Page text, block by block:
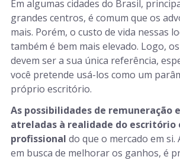
Em algumas cidades do Brasil,
grandes centros, é comum que os
mais. Porém, o custo de vida nessas
também é bem mais elevado. Logo,
devem ser a sua única referência,
você pretende usá-los como um
próprio escritório.
As possibilidades de remuneração
atreladas à realidade do escritório
profissional do que o mercado em si.
em busca de melhorar os ganhos, é